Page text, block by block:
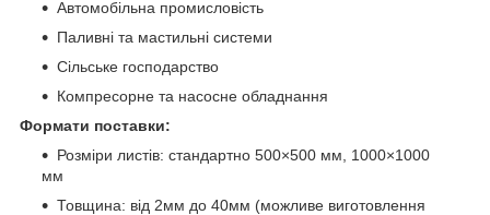
Автомобільна промисловість
Паливні та мастильні системи
Сільське господарство
Компресорне та насосне обладнання
Формати поставки:
Розміри листів: стандартно 500×500 мм, 1000×1000
мм
Товщина: від 2мм до 40мм (можливе виготовлення